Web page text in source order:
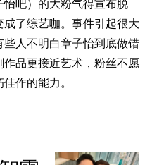
吧）的大粉气得宣布脱
了综艺咖。事件引起很大
人不明白章子怡到底做错
品更接近艺术，粉丝不愿
作的能力。